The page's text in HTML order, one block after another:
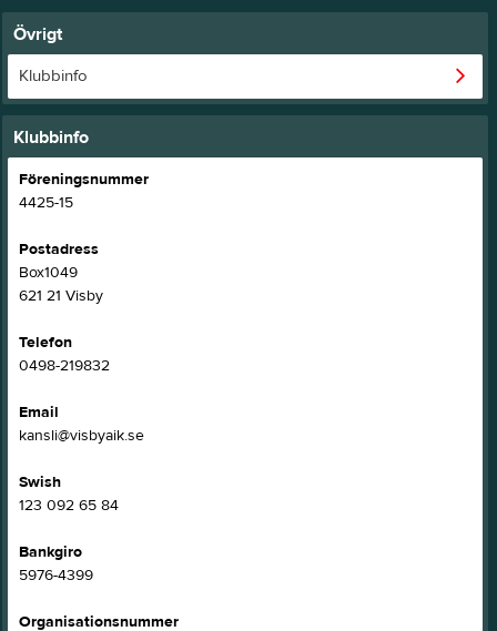
Övrigt
Klubbinfo
Klubbinfo
Föreningsnummer
4425-15
Postadress
Box1049
621 21 Visby
Telefon
0498-219832
Email
kansli@visbyaik.se
Swish
123 092 65 84
Bankgiro
5976-4399
Organisationsnummer